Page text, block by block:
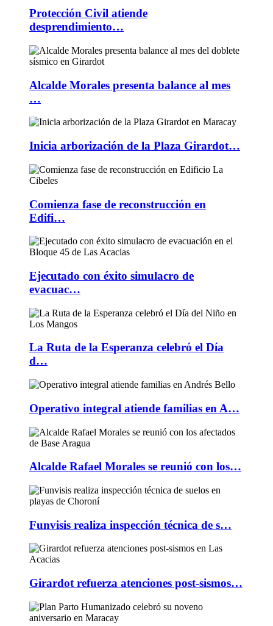
Protección Civil atiende
desprendimiento…
Alcalde Morales presenta balance al mes
…
Inicia arborización de la Plaza Girardot…
Comienza fase de reconstrucción en
Edifi…
Ejecutado con éxito simulacro de
evacuac…
La Ruta de la Esperanza celebró el Día
d…
Operativo integral atiende familias en A…
Alcalde Rafael Morales se reunió con los…
Funvisis realiza inspección técnica de s…
Girardot refuerza atenciones post-sismos…